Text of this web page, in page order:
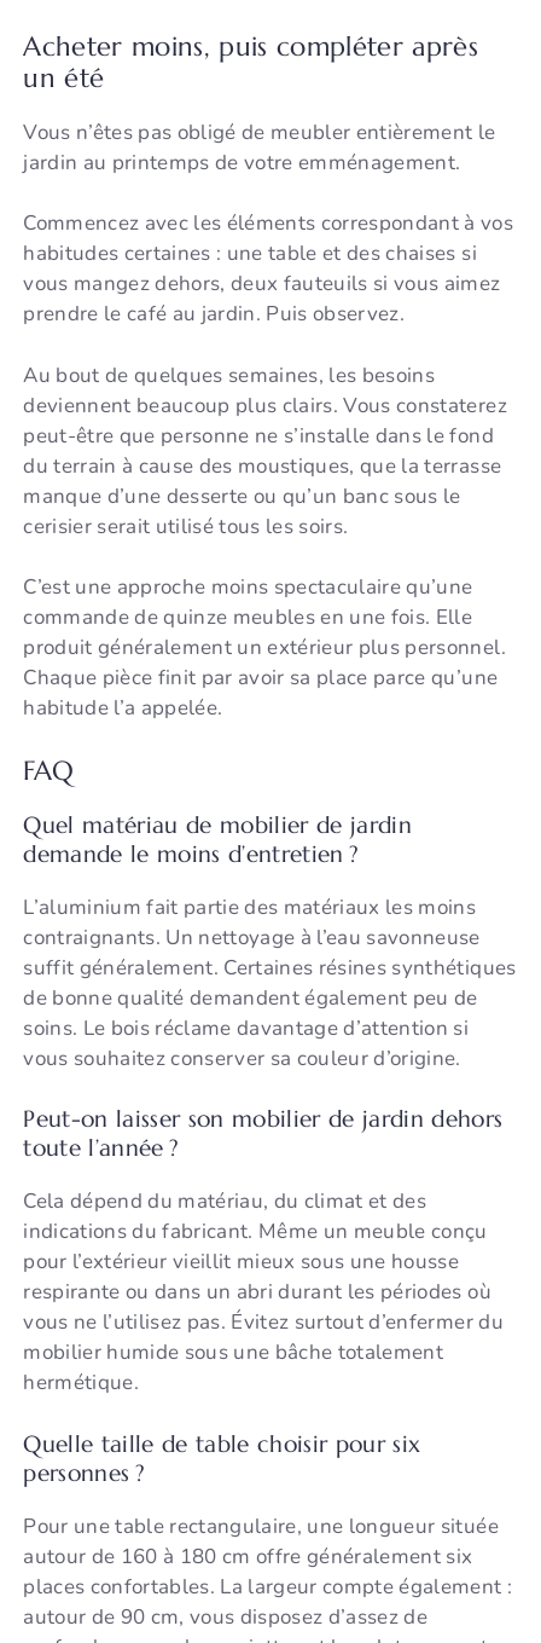
Acheter moins, puis compléter après
un été
Vous n’êtes pas obligé de meubler entièrement le
jardin au printemps de votre emménagement.
Commencez avec les éléments correspondant à vos
habitudes certaines : une table et des chaises si
vous mangez dehors, deux fauteuils si vous aimez
prendre le café au jardin. Puis observez.
Au bout de quelques semaines, les besoins
deviennent beaucoup plus clairs. Vous constaterez
peut-être que personne ne s’installe dans le fond
du terrain à cause des moustiques, que la terrasse
manque d’une desserte ou qu’un banc sous le
cerisier serait utilisé tous les soirs.
C’est une approche moins spectaculaire qu’une
commande de quinze meubles en une fois. Elle
produit généralement un extérieur plus personnel.
Chaque pièce finit par avoir sa place parce qu’une
habitude l’a appelée.
FAQ
Quel matériau de mobilier de jardin
demande le moins d’entretien ?
L’aluminium fait partie des matériaux les moins
contraignants. Un nettoyage à l’eau savonneuse
suffit généralement. Certaines résines synthétiques
de bonne qualité demandent également peu de
soins. Le bois réclame davantage d’attention si
vous souhaitez conserver sa couleur d’origine.
Peut-on laisser son mobilier de jardin dehors
toute l’année ?
Cela dépend du matériau, du climat et des
indications du fabricant. Même un meuble conçu
pour l’extérieur vieillit mieux sous une housse
respirante ou dans un abri durant les périodes où
vous ne l’utilisez pas. Évitez surtout d’enfermer du
mobilier humide sous une bâche totalement
hermétique.
Quelle taille de table choisir pour six
personnes ?
Pour une table rectangulaire, une longueur située
autour de 160 à 180 cm offre généralement six
places confortables. La largeur compte également :
autour de 90 cm, vous disposez d’assez de